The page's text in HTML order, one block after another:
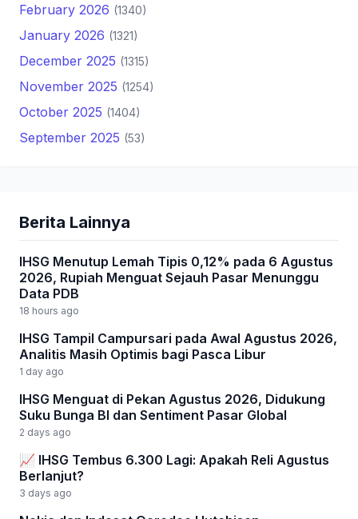
February 2026 (1340)
January 2026 (1321)
December 2025 (1315)
November 2025 (1254)
October 2025 (1404)
September 2025 (53)
Berita Lainnya
IHSG Menutup Lemah Tipis 0,12% pada 6 Agustus
2026, Rupiah Menguat Sejauh Pasar Menunggu
Data PDB
18 hours ago
IHSG Tampil Campursari pada Awal Agustus 2026,
Analitis Masih Optimis bagi Pasca Libur
1 day ago
IHSG Menguat di Pekan Agustus 2026, Didukung
Suku Bunga BI dan Sentiment Pasar Global
2 days ago
📈 IHSG Tembus 6.300 Lagi: Apakah Reli Agustus
Berlanjut?
3 days ago